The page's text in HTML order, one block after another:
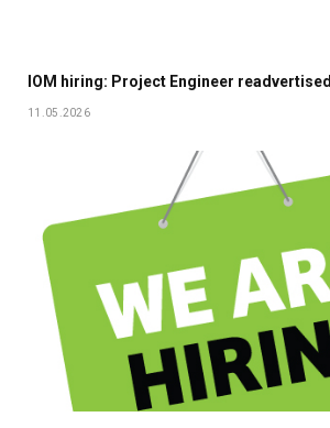
IOM hiring: Project Engineer readvertised
11.05.2026